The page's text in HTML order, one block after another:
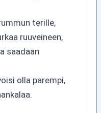
terille,
ruuveineen,
saadaan
olla parempi,